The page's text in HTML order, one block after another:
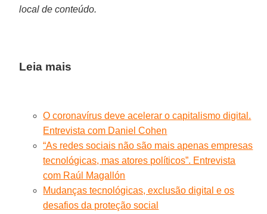
local de conteúdo.
Leia mais
O coronavírus deve acelerar o capitalismo digital.
Entrevista com Daniel Cohen
“As redes sociais não são mais apenas empresas
tecnológicas, mas atores políticos”. Entrevista
com Raúl Magallón
Mudanças tecnológicas, exclusão digital e os
desafios da proteção social